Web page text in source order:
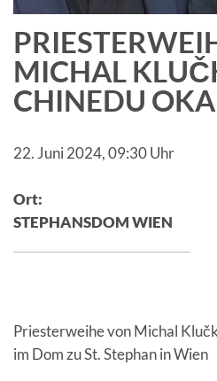
MICHAL
CHINEDU
22. Juni 2024, 09:30 Uhr
Ort:
STEPHANSDOM WIEN
Priesterweihe von Michal
im Dom zu St. Stephan in Wien